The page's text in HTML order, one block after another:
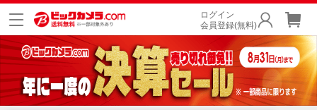
ログイン
会員登録(無料)